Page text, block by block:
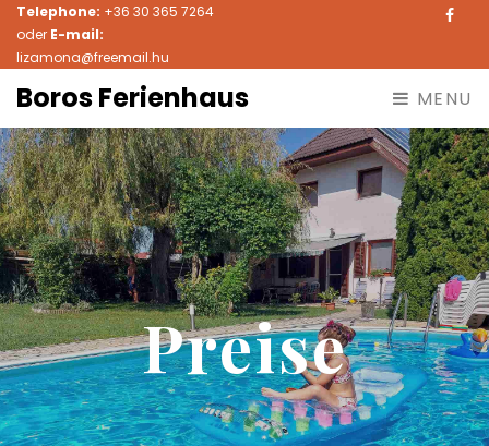
Telephone: +36 30 365 7264
oder E-mail:
lizamona@freemail.hu
Boros Ferienhaus MENU
Preise